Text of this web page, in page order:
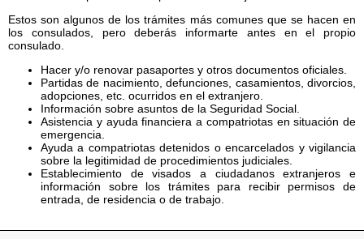
Estos son algunos de los trámites más comunes que se hacen en
los consulados, pero deberás informarte antes en el propio
consulado.
Hacer y/o renovar pasaportes y otros documentos oficiales.
Partidas de nacimiento, defunciones, casamientos, divorcios,
adopciones, etc. ocurridos en el extranjero.
Información sobre asuntos de la Seguridad Social.
Asistencia y ayuda financiera a compatriotas en situación de
emergencia.
Ayuda a compatriotas detenidos o encarcelados y vigilancia
sobre la legitimidad de procedimientos judiciales.
Establecimiento de visados a ciudadanos extranjeros e
información sobre los trámites para recibir permisos de
entrada, de residencia o de trabajo.